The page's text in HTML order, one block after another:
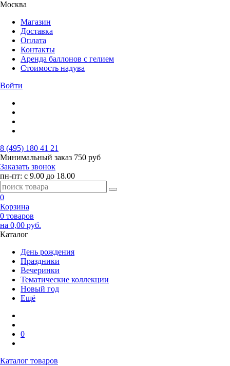
Москва
Магазин
Доставка
Оплата
Контакты
Аренда баллонов с гелием
Стоимость надува
Войти
8 (495) 180 41 21
Минимальный заказ 750 руб
Заказать звонок
пн-пт: с 9.00 до 18.00
0
Корзина
0 товаров
на 0,00 руб.
Каталог
День рождения
Праздники
Вечеринки
Тематические коллекции
Новый год
Ещё
0
Каталог товаров